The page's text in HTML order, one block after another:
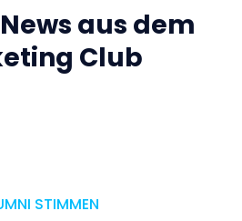
aus dem
Club
STIMMEN